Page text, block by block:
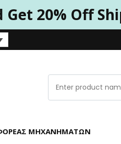
20% Off
ΜΗΧΑΝΗΜΆΤΩΝ